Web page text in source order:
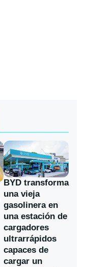
BYD transforma
una vieja
gasolinera en
una estación de
cargadores
ultrarrápidos
capaces de
cargar un